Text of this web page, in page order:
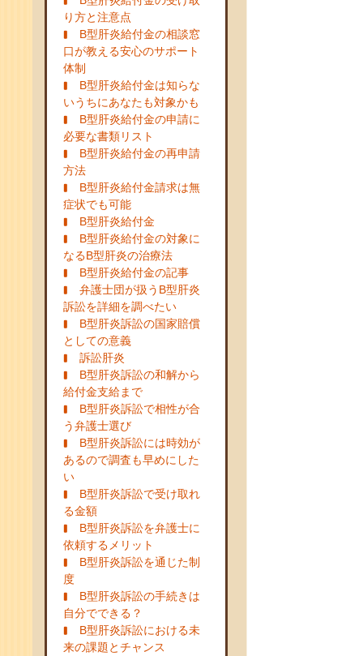
り方と注意点
B型肝炎給付金の相談窓
口が教える安心のサポート
体制
B型肝炎給付金は知らな
いうちにあなたも対象かも
B型肝炎給付金の申請に
必要な書類リスト
B型肝炎給付金の再申請
方法
B型肝炎給付金請求は無
症状でも可能
B型肝炎給付金
B型肝炎給付金の対象に
なるB型肝炎の治療法
B型肝炎給付金の記事
弁護士団が扱うB型肝炎
訴訟を詳細を調べたい
B型肝炎訴訟の国家賠償
としての意義
訴訟肝炎
B型肝炎訴訟の和解から
給付金支給まで
B型肝炎訴訟で相性が合
う弁護士選び
B型肝炎訴訟には時効が
あるので調査も早めにした
い
B型肝炎訴訟で受け取れ
る金額
B型肝炎訴訟を弁護士に
依頼するメリット
B型肝炎訴訟を通じた制
度
B型肝炎訴訟の手続きは
自分でできる？
B型肝炎訴訟における未
来の課題とチャンス